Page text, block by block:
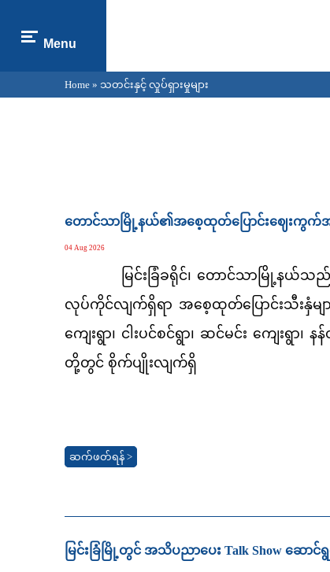
Menu
You are here
Home » သတင်းနှင့် လှုပ်ရှားမှုများ
တောင်သာမြို့နယ်၏အစေ့ထုတ်ပြောင်းဈေးကွက်
04 Aug 2026
မြင်းခြံခရိုင်၊ တောင်သာမြို့နယ်သ
လုပ်ကိုင်လျက်ရှိရာ အစေ့ထုတ်ပြောင်းသီးနှံမျ
ကျေးရွာ၊ ငါးပင်စင်ရွာ၊ ဆင်မင်း ကျေးရွာ၊
တို့တွင် စိုက်ပျိုးလျက်ရှိ
ဆက်ဖတ်ရန် >
မြင်းခြံမြို့တွင် အသိပညာပေး Talk Show ဆော